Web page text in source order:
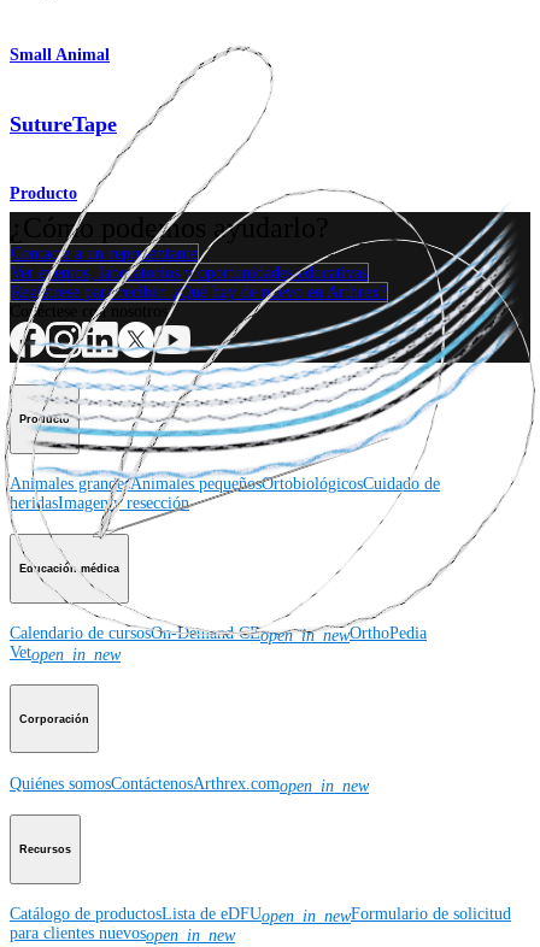
Small Animal
SutureTape
Producto
¿Cómo podemos ayudarlo?
Contacte a un representante
Ver eventos, laboratorios y oportunidades educativas
Regístrese para recibir: ¿Qué hay de nuevo en Arthrex?
Conéctese con nosotros
Producto
Animales grandesAnimales pequeñosOrtobiológicosCuidado de
heridasImagen y resección
Educación médica
Calendario de cursosOn-Demand CEopen_in_newOrthoPedia
Vetopen_in_new
Corporación
Quiénes somosContáctenosArthrex.comopen_in_new
Recursos
Catálogo de productosLista de eDFUopen_in_newFormulario de solicitud
para clientes nuevosopen_in_new